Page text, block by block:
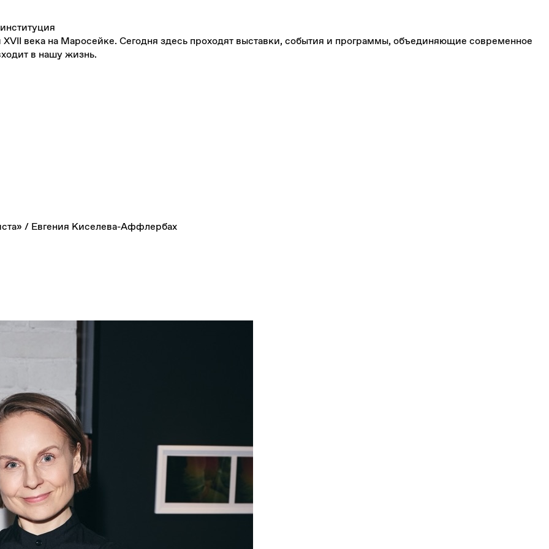
века на Маросейке. Сегодня здесь проходят выставки, события и программы, объединяющие современное
в нашу жизнь.
/ Евгения Киселева-Аффлербах